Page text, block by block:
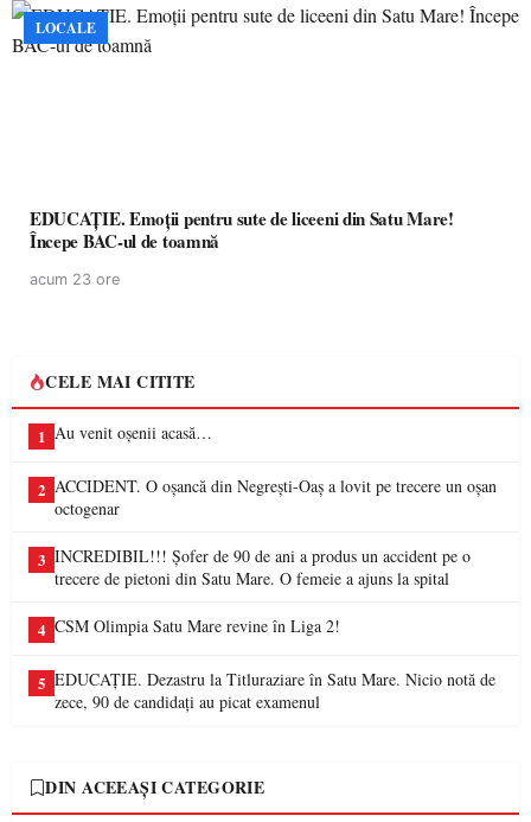
LOCALE
EDUCAȚIE. Emoții pentru sute de liceeni din Satu Mare!
Începe BAC-ul de toamnă
acum 23 ore
CELE MAI CITITE
1 Au venit oșenii acasă…
2 ACCIDENT. O oșancă din Negrești-Oaș a lovit pe trecere un oșan
octogenar
3 INCREDIBIL!!! Șofer de 90 de ani a produs un accident pe o
trecere de pietoni din Satu Mare. O femeie a ajuns la spital
4 CSM Olimpia Satu Mare revine în Liga 2!
5 EDUCAȚIE. Dezastru la Titluraziare în Satu Mare. Nicio notă de
zece, 90 de candidați au picat examenul
DIN ACEEAȘI CATEGORIE